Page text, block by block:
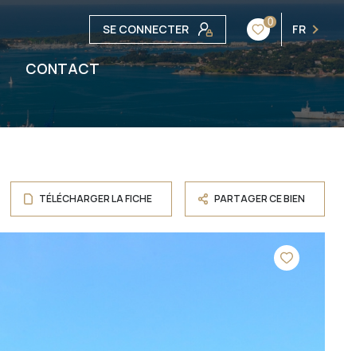
SE CONNECTER 0 FR
CONTACT
TÉLÉCHARGER LA FICHE PARTAGER CE BIEN